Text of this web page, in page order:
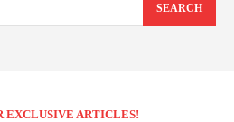
SEARCH
EXCLUSIVE ARTICLES!